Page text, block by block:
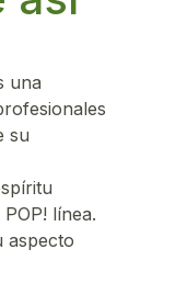
una
su
línea.
aspecto